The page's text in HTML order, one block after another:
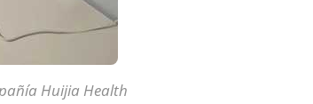
Huijia Health